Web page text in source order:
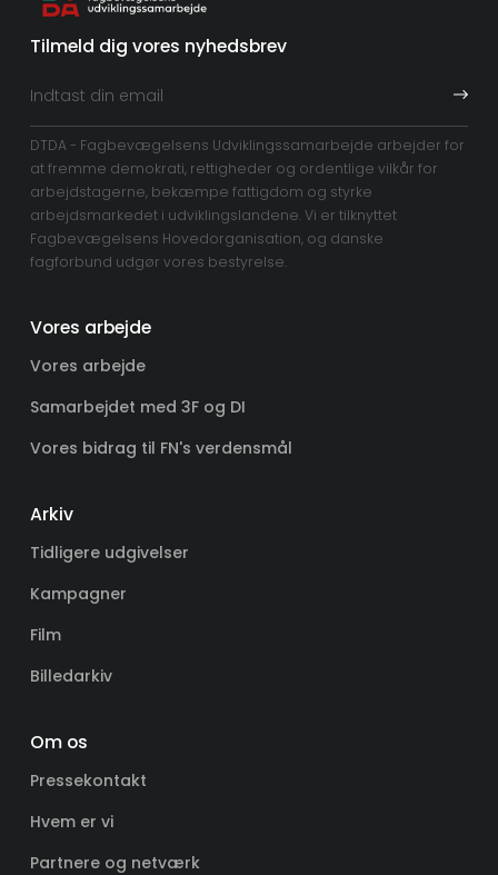
Tilmeld dig vores nyhedsbrev
DTDA - Fagbevægelsens Udviklingssamarbejde arbejder for
at fremme demokrati, rettigheder og ordentlige vilkår for
arbejdstagerne, bekæmpe fattigdom og styrke
arbejdsmarkedet i udviklingslandene. Vi er tilknyttet
Fagbevægelsens Hovedorganisation, og danske
fagforbund udgør vores bestyrelse.
Vores arbejde
Vores arbejde
Samarbejdet med 3F og DI
Vores bidrag til FN's verdensmål
Arkiv
Tidligere udgivelser
Kampagner
Film
Billedarkiv
Om os
Pressekontakt
Hvem er vi
Partnere og netværk